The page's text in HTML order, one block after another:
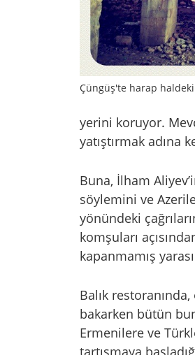
Çüngüş'te harap
yerini koruyor.
yatıştırmak
Buna, İlham
söylemini ve
yönündeki
komşuları
kapanmamış
Balık
bakarken bütün
Ermenilere ve
tartışmaya